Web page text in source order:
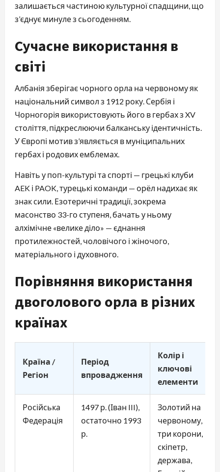
залишається частиною культурної спадщини, що
з’єднує минуле з сьогоденням.
Сучасне використання в
світі
Албанія зберігає чорного орла на червоному як
національний символ з 1912 року. Сербія і
Чорногорія використовують його в гербах з XV
століття, підкреслюючи балканську ідентичність.
У Європі мотив з’являється в муніципальних
гербах і родових емблемах.
Навіть у поп-культурі та спорті — грецькі клуби
AEK і PAOK, турецькі команди — орёл надихає як
знак сили. Езотеричні традиції, зокрема
масонство 33-го ступеня, бачать у ньому
алхімічне «велике діло» — єднання
протилежностей, чоловічого і жіночого,
матеріального і духовного.
Порівняння використання
двоголового орла в різних
країнах
Країна /
Регіон
Період
впровадження
Колір і
ключові
елементи
Російська
Федерація
1497 р. (Іван III),
остаточно 1993
р.
Золотий на
червоному,
три корони,
скіпетр,
держава,